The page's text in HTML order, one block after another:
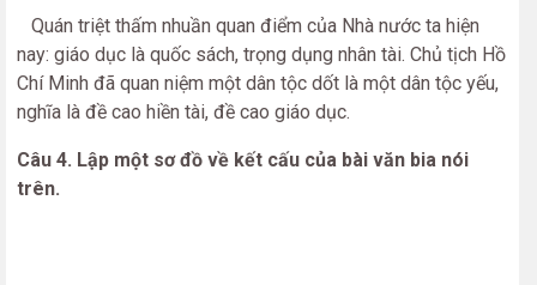
Quán triệt thấm nhuần quan điểm của Nhà nước ta hiện
nay: giáo dục là quốc sách, trọng dụng nhân tài. Chủ tịch Hồ
Chí Minh đã quan niệm một dân tộc dốt là một dân tộc yếu,
nghĩa là đề cao hiền tài, đề cao giáo dục.
Câu 4. Lập một sơ đồ về kết cấu của bài văn bia nói
trên.